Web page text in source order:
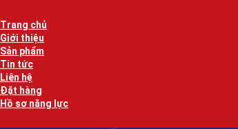
qua
nội
dung
Trang chủ
Giới thiệu
Sản phẩm
Tin tức
Liên hệ
Đặt hàng
Hồ sơ năng lực